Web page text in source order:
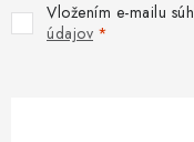
Vložením e-mailu
údajov